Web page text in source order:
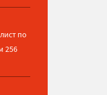
по
256